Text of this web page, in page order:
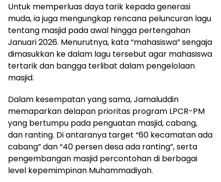
Untuk memperluas daya tarik kepada generasi
muda, ia juga mengungkap rencana peluncuran lagu
tentang masjid pada awal hingga pertengahan
Januari 2026. Menurutnya, kata “mahasiswa” sengaja
dimasukkan ke dalam lagu tersebut agar mahasiswa
tertarik dan bangga terlibat dalam pengelolaan
masjid.
Dalam kesempatan yang sama, Jamaluddin
memaparkan delapan prioritas program LPCR-PM
yang bertumpu pada penguatan masjid, cabang,
dan ranting. Di antaranya target “60 kecamatan ada
cabang” dan “40 persen desa ada ranting”, serta
pengembangan masjid percontohan di berbagai
level kepemimpinan Muhammadiyah.